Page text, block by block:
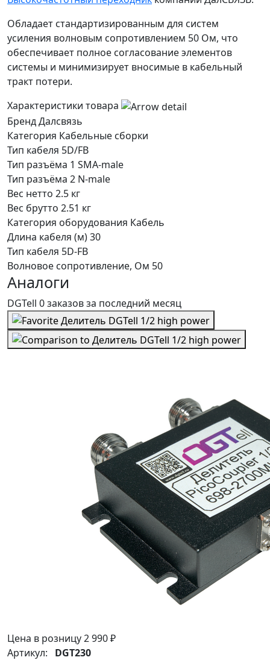
Обладает стандартизированным для систем
усиления волновым сопротивлением 50 Ом, что
обеспечивает полное согласование элементов
системы и минимизирует вносимые в кабельный
тракт потери.
Характеристики товара
БрендДалсвязь
Категория Кабельные сборки
Тип кабеля 5D/FB
Тип разъёма 1 SMA-male
Тип разъёма 2 N-male
Вес нетто 2.5 кг
Вес брутто 2.51 кг
Категория оборудования Кабель
Длина кабеля (м)30
Тип кабеля 5D-FB
Волновое сопротивление, Ом 50
Аналоги
DGTell 0 заказовза последний месяц
Цена в розницу2 990 ₽
Артикул: DGT230